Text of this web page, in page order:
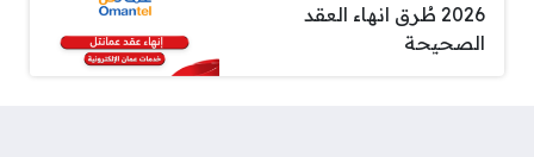
2026 طُرق انهاء العقد
الصحيحة